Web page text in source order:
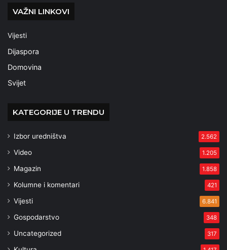
VAŽNI LINKOVI
Vijesti
Dijaspora
Domovina
Svijet
KATEGORIJE U TRENDU
Izbor uredništva 2.562
Video 1.205
Magazin 1.858
Kolumne i komentari 421
Vijesti 6.841
Gospodarstvo 348
Uncategorized 317